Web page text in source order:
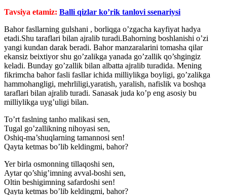
Tavsiya etamiz: Balli qizlar ko’rik tanlovi ssenariysi
Bahor fasllarning gulshani , borliqga o’zgacha kayfiyat hadya
etadi.Shu taraflari bilan ajralib turadi.Bahorning boshlanishi o’zi
yangi kundan darak beradi. Bahor manzaralarini tomasha qilar
ekansiz beixtiyor shu go’zalikga yanada go’zallik qo’shgingiz
keladi. Bunday go’zallik bilan albatta ajralib turadida. Mening
fikrimcha bahor fasli fasllar ichida milliylikga boyligi, go’zalikga
hammohangligi, mehrliligi,yaratish, yaralish, nafislik va boshqa
taraflari bilan ajralib turadi. Sanasak juda ko’p eng asosiy bu
milliylikga uyg’uligi bilan.
To’rt faslning tanho malikasi sen,
Tugal go’zallikning nihoyasi sen,
Oshiq-ma’shuqlarning tamannosi sen!
Qayta ketmas bo’lib keldingmi, bahor?
Yer birla osmonning tillaqoshi sen,
Aytar qo’shig’imning avval-boshi sen,
Oltin beshigimning safardoshi sen!
Qayta ketmas bo’lib keldingmi, bahor?